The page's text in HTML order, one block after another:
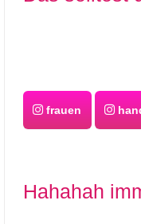
frauen
Hahahah